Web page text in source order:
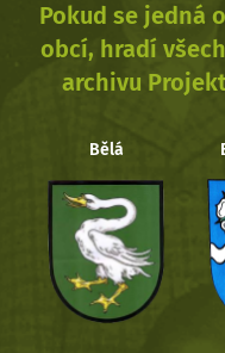
Pokud se jedná
obcí, hradí
archivu
Bělá